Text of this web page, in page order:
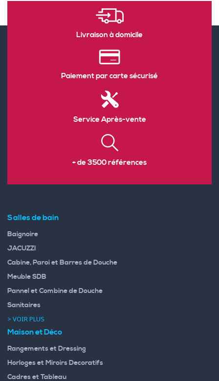
Livraison à domicile
Paiement par carte sécurisé
Service Après-vente
+ de 3500 références
Salles de bain
Baignoire
JACUZZI
Cabine, Paroi et Barres de Douche
Meuble SDB
Pannel et Combine de Douche
Sanitaires
> VOIR PLUS
Maison et Déco
Rangements et Dressing
Horloges et Miroirs Decoratifs
Cadres et Tableau